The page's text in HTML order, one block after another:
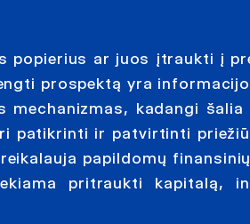
popierius ar juos įtraukti į
prospektą yra
kadangi
patikrinti ir patvirtinti
papildomų
pritraukti kapitalą,